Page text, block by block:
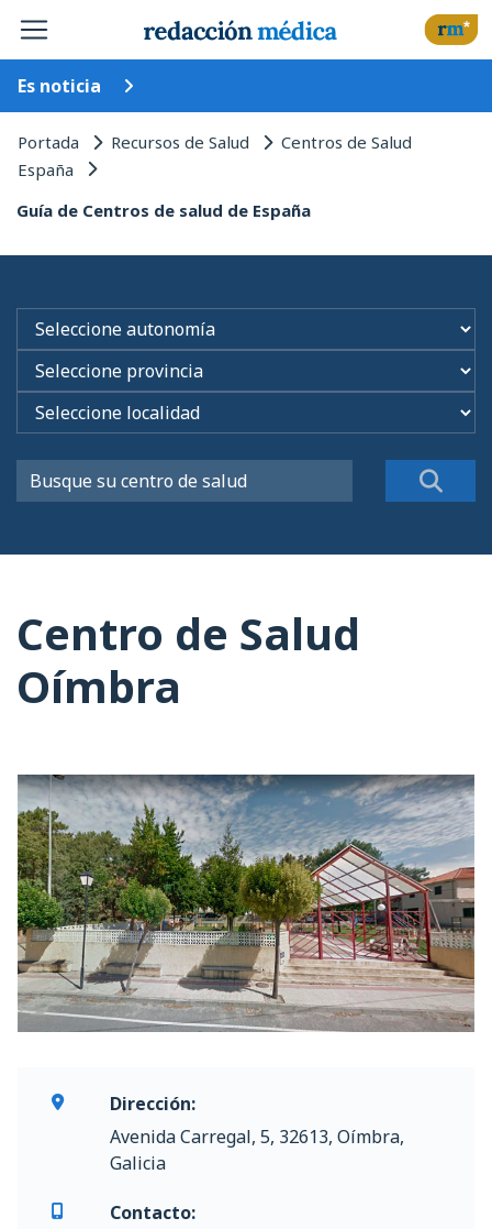
Es noticia
Portada Recursos de Salud Centros de Salud
España
Guía de Centros de salud de España
Centro de Salud
Oímbra
Dirección:
Avenida Carregal, 5, 32613, Oímbra,
Galicia
Contacto: